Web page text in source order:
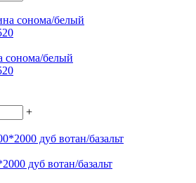
сонома/белый
+
дуб вотан/базальт